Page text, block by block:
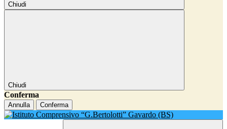
Chiudi
Chiudi
Conferma
Annulla Conferma